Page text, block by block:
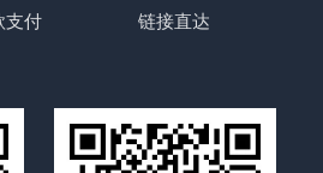
支付 链接直达